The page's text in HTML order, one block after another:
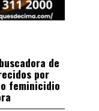
de
por
feminicidio